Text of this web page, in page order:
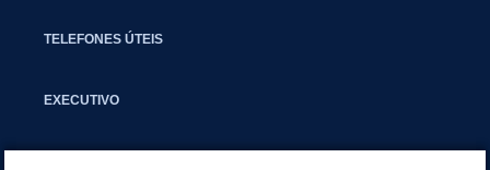
TELEFONES ÚTEIS
EXECUTIVO